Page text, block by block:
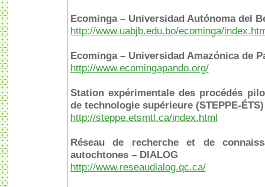
Ecominga – Universidad Autónoma del
http://www.uabjb.edu.bo/ecominga/
Ecominga – Universidad Amazónica de
http://www.ecomingapando.org/
Station expérimentale des procédés
de technologie supérieure (STEPPE-ÉTS)
http://steppe.etsmtl.ca/index.html
Réseau de recherche et de
autochtones – DIALOG
http://www.reseaudialog.qc.ca/